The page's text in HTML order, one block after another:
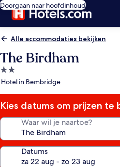
Doorgaan naar hoofdinhoud
Alle accommodaties bekijken
The Birdham
2.0-
sterrenaccommodatie
Hotel in Bembridge
Kies datums om prijzen te
Waar wil je naartoe?
Datums